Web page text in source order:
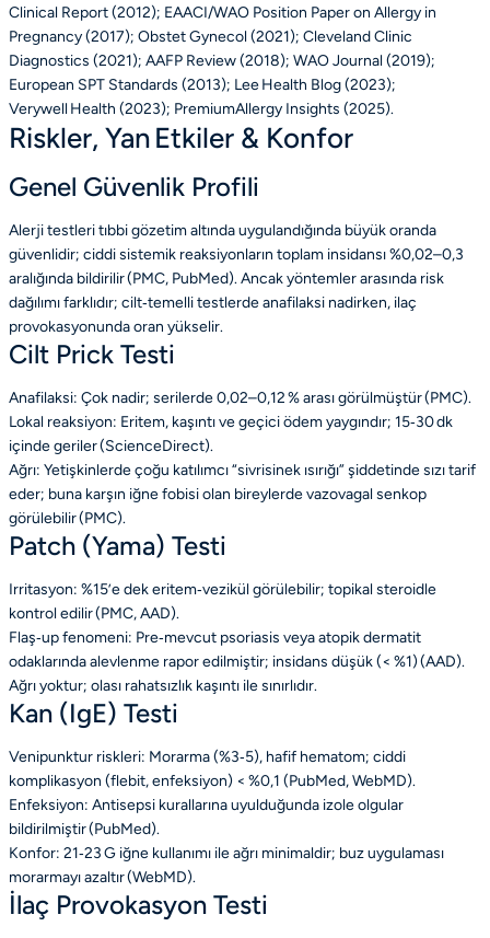
Clinical Report (2012); EAACI/WAO Position Paper on Allergy in
Pregnancy (2017); Obstet Gynecol (2021); Cleveland Clinic
Diagnostics (2021); AAFP Review (2018); WAO Journal (2019);
European SPT Standards (2013); Lee Health Blog (2023);
Verywell Health (2023); PremiumAllergy Insights (2025).
Riskler, Yan Etkiler & Konfor
Genel Güvenlik Profili
Alerji testleri tıbbi gözetim altında uygulandığında büyük oranda
güvenlidir; ciddi sistemik reaksiyonların toplam insidansı %0,02–0,3
aralığında bildirilir (PMC, PubMed). Ancak yöntemler arasında risk
dağılımı farklıdır; cilt‑temelli testlerde anafilaksi nadirken, ilaç
provokasyonunda oran yükselir.
Cilt Prick Testi
Anafilaksi: Çok nadir; serilerde 0,02–0,12 % arası görülmüştür (PMC).
Lokal reaksiyon: Eritem, kaşıntı ve geçici ödem yaygındır; 15‑30 dk
içinde geriler (ScienceDirect).
Ağrı: Yetişkinlerde çoğu katılımcı “sivrisinek ısırığı” şiddetinde sızı tarif
eder; buna karşın iğne fobisi olan bireylerde vazovagal senkop
görülebilir (PMC).
Patch (Yama) Testi
Irritasyon: %15’e dek eritem‑vezikül görülebilir; topikal steroidle
kontrol edilir (PMC, AAD).
Flaş‑up fenomeni: Pre‑mevcut psoriasis veya atopik dermatit
odaklarında alevlenme rapor edilmiştir; insidans düşük (< %1) (AAD).
Ağrı yoktur; olası rahatsızlık kaşıntı ile sınırlıdır.
Kan (IgE) Testi
Venipunktur riskleri: Morarma (%3‑5), hafif hematom; ciddi
komplikasyon (flebit, enfeksiyon) < %0,1 (PubMed, WebMD).
Enfeksiyon: Antisepsi kurallarına uyulduğunda izole olgular
bildirilmiştir (PubMed).
Konfor: 21‑23 G iğne kullanımı ile ağrı minimaldir; buz uygulaması
morarmayı azaltır (WebMD).
İlaç Provokasyon Testi